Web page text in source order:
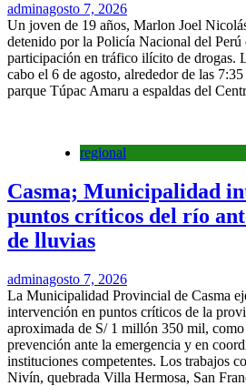
adminagosto 7, 2026
Un joven de 19 años, Marlon Joel
detenido por la Policía Nacional del Perú
participación en tráfico ilícito de drogas.
cabo el 6 de agosto, alrededor de las
parque Túpac Amaru a espaldas del
regional
Casma; Municipalidad
puntos críticos del río
de lluvias
adminagosto 7, 2026
La Municipalidad Provincial de Casma
intervención en puntos críticos de la
aproximada de S/ 1 millón 350 mil, como
prevención ante la emergencia y en
instituciones competentes. Los trabajos
Nivín, quebrada Villa Hermosa, San